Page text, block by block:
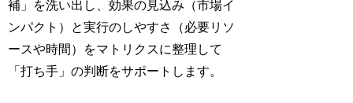
補」を洗い出し、効果の見込み（市場イ
ンパクト）と実行のしやすさ（必要リソ
ースや時間）をマトリクスに整理して
「打ち手」の判断をサポートします。